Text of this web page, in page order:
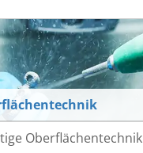
Oberflächentechnik